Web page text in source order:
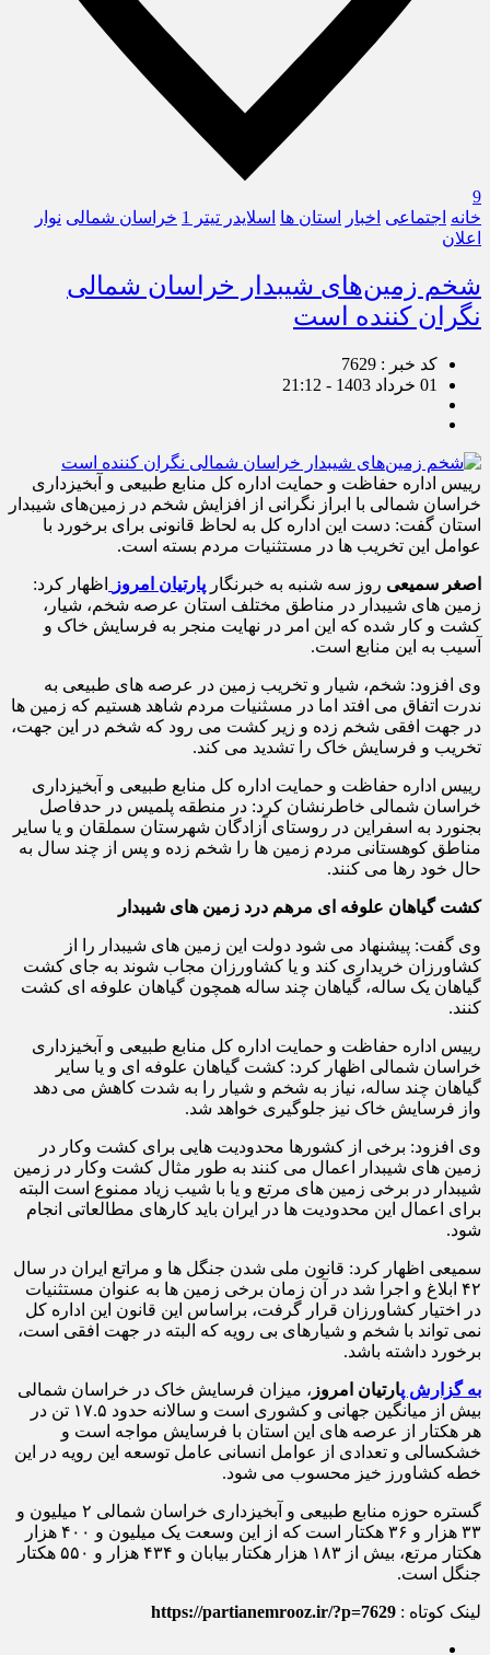
9
خانه اجتماعی اخبار استان ها اسلایدر تیتر 1 خراسان شمالی نوار
اعلان
شخم زمین‌های شیبدار خراسان شمالی
نگران کننده است
کد خبر : 7629
01 خرداد 1403 - 21:12
رییس اداره حفاظت و حمایت اداره کل منابع طبیعی و آبخیزداری
خراسان شمالی با ابراز نگرانی از افزایش شخم در زمین‌های شیبدار
استان گفت: دست این اداره کل به لحاظ قانونی برای برخورد با
عوامل این تخریب ها در مستثنیات مردم بسته است.
اصغر سمیعی روز سه شنبه به خبرنگار پارتیان امروز
اظهار کرد:
زمین های شیبدار در مناطق مختلف استان عرصه شخم، شیار،
کشت و کار شده که این امر در نهایت منجر به فرسایش خاک و
آسیب به این منابع است.
وی افزود: شخم، شیار و تخریب زمین در عرصه های طبیعی به
ندرت اتفاق می افتد اما در مسثنیات مردم شاهد هستیم که زمین ها
در جهت افقی شخم زده و زیر کشت می رود که شخم در این جهت،
تخریب و فرسایش خاک را تشدید می کند.
رییس اداره حفاظت و حمایت اداره کل منابع طبیعی و آبخیزداری
خراسان شمالی خاطرنشان کرد: در منطقه پلمیس در حدفاصل
بجنورد به اسفراین در روستای آزادگان شهرستان سملقان و یا سایر
مناطق کوهستانی مردم زمین ها را شخم زده و پس از چند سال به
حال خود رها می کنند.
کشت گیاهان علوفه ای مرهم درد زمین های شیبدار
وی گفت: پیشنهاد می شود دولت این زمین های شیبدار را از
کشاورزان خریداری کند و یا کشاورزان مجاب شوند به جای کشت
گیاهان یک ساله، گیاهان چند ساله همچون گیاهان علوفه ای کشت
کنند.
رییس اداره حفاظت و حمایت اداره کل منابع طبیعی و آبخیزداری
خراسان شمالی اظهار کرد: کشت گیاهان علوفه ای و یا سایر
گیاهان چند ساله، نیاز به شخم و شیار را به شدت کاهش می دهد
واز فرسایش خاک نیز جلوگیری خواهد شد.
وی افزود: برخی از کشورها محدودیت هایی برای کشت وکار در
زمین های شیبدار اعمال می کنند به طور مثال کشت وکار در زمین
شیبدار در برخی زمین های مرتع و یا با شیب زیاد ممنوع است البته
برای اعمال این محدودیت ها در ایران باید کارهای مطالعاتی انجام
شود.
سمیعی اظهار کرد: قانون ملی شدن جنگل ها و مراتع ایران در سال
۴۲ ابلاغ و اجرا شد در آن زمان برخی زمین ها به عنوان مستثنیات
در اختیار کشاورزان قرار گرفت، براساس این قانون این اداره کل
نمی تواند با شخم و شیارهای بی رویه که البته در جهت افقی است،
برخورد داشته باشد.
به گزارش پارتیان امروز ، میزان فرسایش خاک در خراسان شمالی
بیش از میانگین جهانی و کشوری است و سالانه حدود ۱۷.۵ تن در
هر هکتار از عرصه های این استان با فرسایش مواجه است و
خشکسالی و تعدادی از عوامل انسانی عامل توسعه این رویه در این
خطه کشاورز خیز محسوب می شود.
گستره حوزه منابع طبیعی و آبخیزداری خراسان شمالی ۲ میلیون و
۳۳ هزار و ۳۶ هکتار است که از این وسعت یک میلیون و ۴۰۰ هزار
هکتار مرتع، بیش از ۱۸۳ هزار هکتار بیابان و ۴۳۴ هزار و ۵۵۰ هکتار
جنگل است.
لینک کوتاه : https://partianemrooz.ir/?p=7629